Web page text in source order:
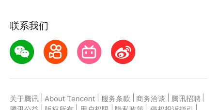
联系我们
关于腾讯 About Tencent 服务条款 商务洽谈 腾讯招聘